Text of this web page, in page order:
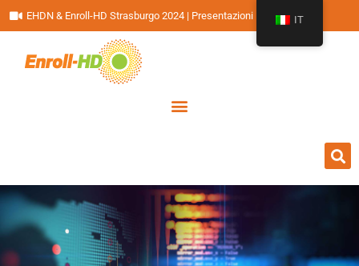
EHDN & Enroll-HD Strasburgo 2024 | Presentazioni IT